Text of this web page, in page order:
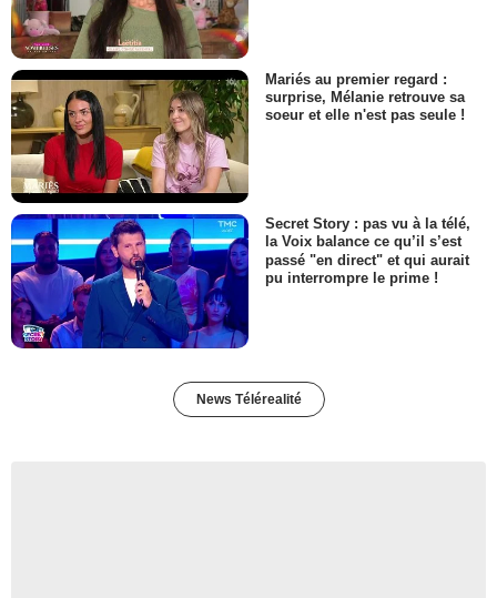
Mariés au premier regard :
surprise, Mélanie retrouve sa
soeur et elle n'est pas seule !
Secret Story : pas vu à la télé,
la Voix balance ce qu’il s’est
passé "en direct" et qui aurait
pu interrompre le prime !
News Télérealité